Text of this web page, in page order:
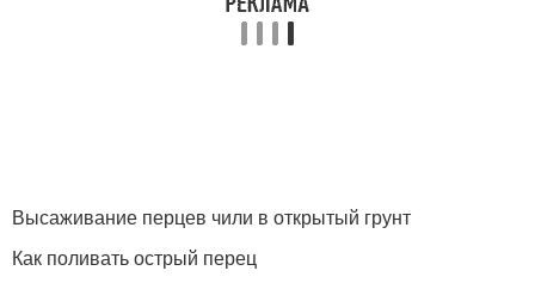
Высаживание перцев чили в открытый грунт
Как поливать острый перец